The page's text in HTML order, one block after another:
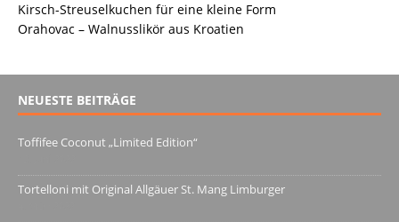
Kirsch-Streuselkuchen für eine kleine Form
Orahovac – Walnusslikör aus Kroatien
NEUESTE BEITRÄGE
Toffifee Coconut „Limited Edition“
Tortelloni mit Original Allgäuer St. Mang Limburger